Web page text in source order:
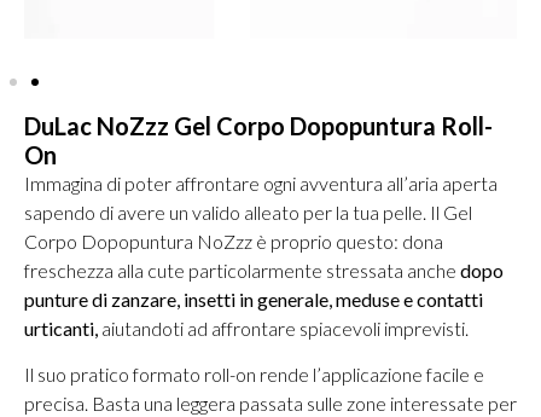
DuLac NoZzz Gel Corpo Dopopuntura Roll-
On
Immagina di poter affrontare ogni avventura all’aria aperta
sapendo di avere un valido alleato per la tua pelle. Il Gel
Corpo Dopopuntura NoZzz è proprio questo: dona
freschezza alla cute particolarmente stressata anche dopo
punture di zanzare, insetti in generale, meduse e contatti
urticanti, aiutandoti ad affrontare spiacevoli imprevisti.
Il suo pratico formato roll-on rende l’applicazione facile e
precisa. Basta una leggera passata sulle zone interessate per